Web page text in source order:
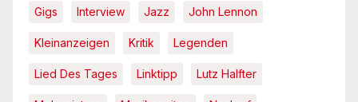
Gigs Interview Jazz John Lennon
Kleinanzeigen Kritik Legenden
Lied Des Tages Linktipp Lutz Halfter